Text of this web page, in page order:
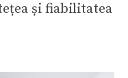
și fiabilitatea